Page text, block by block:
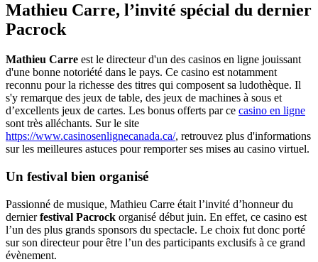
Mathieu Carre, l’invité spécial du dernier
Pacrock
Mathieu Carre est le directeur d'un des casinos en ligne jouissant
d'une bonne notoriété dans le pays. Ce casino est notamment
reconnu pour la richesse des titres qui composent sa ludothèque. Il
s'y remarque des jeux de table, des jeux de machines à sous et
d’excellents jeux de cartes. Les bonus offerts par ce casino en ligne
sont très alléchants. Sur le site
https://www.casinosenlignecanada.ca/, retrouvez plus d'informations
sur les meilleures astuces pour remporter ses mises au casino virtuel.
Un festival bien organisé
Passionné de musique, Mathieu Carre était l’invité d’honneur du
dernierfestival Pacrock organisé début juin. En effet, ce casino est
l’un des plus grands sponsors du spectacle. Le choix fut donc porté
sur son directeur pour être l’un des participants exclusifs à ce grand
évènement.